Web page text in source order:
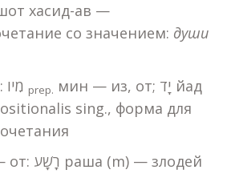
со значением: души
prep. мин — из, от; יָד йад
sing., форма для